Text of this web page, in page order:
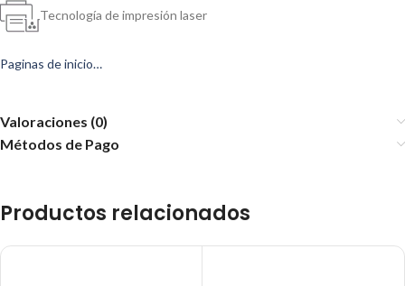
Tecnología de impresión laser
Paginas de inicio…
Valoraciones (0)
Métodos de Pago
Productos relacionados